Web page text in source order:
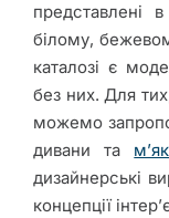
представлені
білому,
каталозі є
без них. Для
можемо
дивани та
дизайнерські
концепції